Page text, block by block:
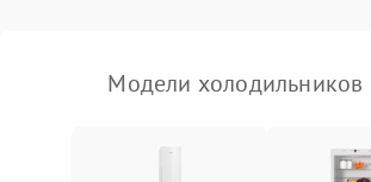
Модели холодильников